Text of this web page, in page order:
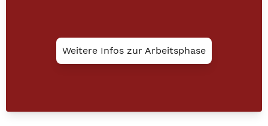
Weitere Infos zur Arbeitsphase